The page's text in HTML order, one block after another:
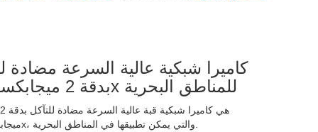
كاميرا شبكية عالية السرعة مضادة
بدقة 2 ميجابكسل 33x للمناطق البحرية